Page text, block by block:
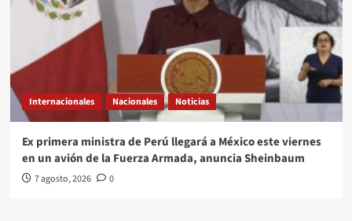
Internacionales Nacionales Noticias
Ex primera ministra de Perú llegará a México este viernes
en un avión de la Fuerza Armada, anuncia Sheinbaum
7 agosto, 2026 0